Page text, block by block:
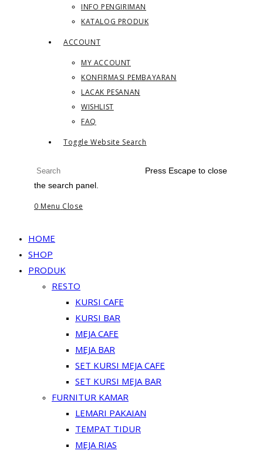
INFO PENGIRIMAN
KATALOG PRODUK
ACCOUNT
MY ACCOUNT
KONFIRMASI PEMBAYARAN
LACAK PESANAN
WISHLIST
FAQ
Toggle Website Search
Press Escape to close
the search panel.
0 Menu Close
HOME
SHOP
PRODUK
RESTO
KURSI CAFE
KURSI BAR
MEJA CAFE
MEJA BAR
SET KURSI MEJA CAFE
SET KURSI MEJA BAR
FURNITUR KAMAR
LEMARI PAKAIAN
TEMPAT TIDUR
MEJA RIAS